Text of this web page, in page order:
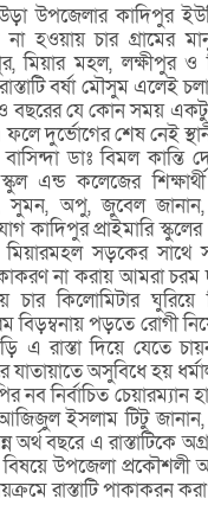
উপজেলার কাদিপুর
হওয়ায় চার গ্রামের
মিয়ার মহল, লক্ষীপুর ও
বর্ষা মৌসুম এলেই
বছরের যে কোন সময় একটু
দুর্ভোগের শেষ নেই
বাসিন্দা ডাঃ বিমল
এন্ড কলেজের
অপু, জুবেল জানান,
কাদিপুর প্রাইমারি
মিয়ারমহল সড়কের সাথে
না করায় আমরা চরম
কিলোমিটার ঘুরিয়ে
বিড়ম্বনায় পড়তে রোগী
এ রাস্তা দিয়ে যেতে
যাতায়াতে অসুবিধে হয়
নব নির্বাচিত চেয়ারম্যান
ইসলাম টিটু জানান,
বছরে এ রাস্তাটিকে
বিষয়ে উপজেলা
রাস্তাটি পাকাকরন